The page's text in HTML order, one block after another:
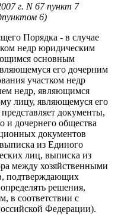
г. N 67 пункт 7
6)
Порядка - в случае
недр юридическим
основным
его дочерним
участком недр
недр, являющимся
лицу, являющемуся его
документы,
и дочернего общества
документов
из Единого
лиц, выписка из
между хозяйственными
подтверждающих
решения,
в соответствии с
Федерации).